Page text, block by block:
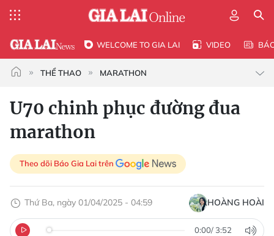
WELCOME TO GIA LAI VIDEO
THỂ THAO MARATHON
U70 chinh phục đường đua
marathon
Theo dõi Báo Gia Lai trên
Thứ Ba, ngày 01/04/2025 - 04:59 HOÀNG HOÀI
0:00/ 3:52